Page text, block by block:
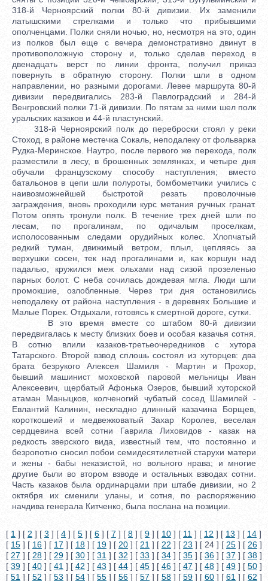
318-й Черноярский полки 80-й дивизии. Их заменили
латышскими стрелками и только что прибывшими
ополченцами. Полки сняли ночью, но, несмотря на это, один
из полков был еще с вечера демонстративно двинут в
противоположную сторону и, только сделав переход в
двенадцать верст по линии фронта, получил приказ
повернуть в обратную сторону. Полки шли в одном
направлении, но разными дорогами. Левее маршрута 80-й
дивизии передвигались 283-й Павлоградский и 284-й
Венгровский полки 71-й дивизии. По пятам за ними шел полк
уральских казаков и 44-й пластунский.
318-й Черноярский полк до переброски стоял у реки
Стоход, в районе местечка Сокаль, неподалеку от фольварка
Рудка-Меринское. Наутро, после первого же перехода, полк
разместили в лесу, в брошенных землянках, и четыре дня
обучали французскому способу наступления; вместо
батальонов в цепи шли полуроты, бомбометчики учились с
наивозможнейшей быстротой резать проволочные
заграждения, вновь проходили курс метания ручных гранат.
Потом опять тронули полк. В течение трех дней шли по
лесам, по прогалинам, по одичалым проселкам,
исполосованным следами орудийных колес. Хлопчатый
редкий туман, движимый ветром, плыл, цепляясь за
верхушки сосен, тек над прогалинами и, как коршун над
падалью, кружился меж ольхами над сизой прозеленью
парных болот. С неба сочилась дождевая мгла. Люди шли
промокшие, озлобленные. Через три дня остановились
неподалеку от района наступления - в деревнях Большие и
Малые Порек. Отдыхали, готовясь к смертной дороге, сутки.
В это время вместе со штабом 80-й дивизии
передвигалась к месту близких боев и особая казачья сотня.
В сотню влили казаков-третьеочередников с хутора
Татарского. Второй взвод сплошь состоял из хуторцев: два
брата безрукого Алексея Шамиля - Мартин и Прохор,
бывший машинист моховской паровой мельницы Иван
Алексеевич, щербатый Афонька Озеров, бывший хуторской
атаман Маныцков, колченогий чубатый сосед Шамилей -
Евлантий Калинин, нескладно длинный казачина Борщев,
короткошеий и медвежковатый Захар Королев, веселая
сердцевина всей сотни Гаврила Лиховидов - казак на
редкость зверского вида, известный тем, что постоянно и
безропотно сносил побои семидесятилетней старухи матери
и жены - бабы неказистой, но вольного нрава; и многие
другие были во втором взводе и остальных взводах сотни.
Часть казаков была ординарцами при штабе дивизии, но 2
октября их сменили уланы, и сотня, по распоряжению
начдива генерала Китченко, была послана на позиции.
[ 1 ] [ 2 ] [ 3 ] [ 4 ] [ 5 ] [ 6 ] [ 7 ] [ 8 ] [ 9 ] [ 10 ] [ 11 ] [ 12 ] [ 13 ] [ 14 ]
[ 15 ] [ 16 ] [ 17 ] [ 18 ] [ 19 ] [ 20 ] [ 21 ] [ 22 ] [ 23 ] [ 24 ] [ 25 ] [ 26 ]
[ 27 ] [ 28 ] [ 29 ] [ 30 ] [ 31 ] [ 32 ] [ 33 ] [ 34 ] [ 35 ] [ 36 ] [ 37 ] [ 38 ]
[ 39 ] [ 40 ] [ 41 ] [ 42 ] [ 43 ] [ 44 ] [ 45 ] [ 46 ] [ 47 ] [ 48 ] [ 49 ] [ 50 ]
[ 51 ] [ 52 ] [ 53 ] [ 54 ] [ 55 ] [ 56 ] [ 57 ] [ 58 ] [ 59 ] [ 60 ] [ 61 ] [ 62 ]